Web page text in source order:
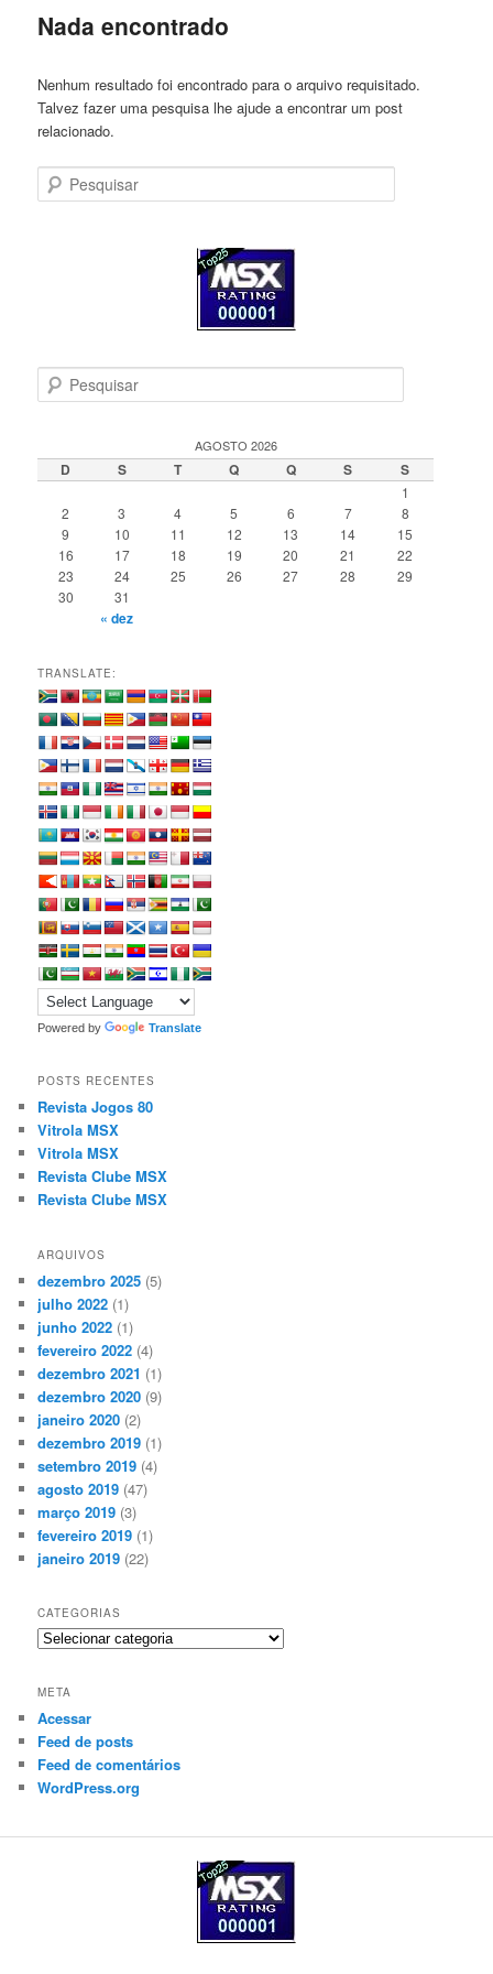
Nada encontrado
Nenhum resultado foi encontrado para o arquivo requisitado.
Talvez fazer uma pesquisa lhe ajude a encontrar um post
relacionado.
Pesquisar
e
u
i
AGOSTO 2026
D S T Q Q S S
1
2
3 4 5 6 7
8
9
10 11 12 13 14
15
16
17 18 19 20 21
22
23
24 25 26 27 28
29
30
31
« dez
TRANSLATE:
Powered by Translate
POSTS RECENTES
Revista Jogos 80
Vitrola MSX
Vitrola MSX
Revista Clube MSX
Revista Clube MSX
ARQUIVOS
dezembro 2025 (5)
julho 2022 (1)
junho 2022 (1)
fevereiro 2022 (4)
dezembro 2021 (1)
dezembro 2020 (9)
janeiro 2020 (2)
dezembro 2019 (1)
setembro 2019 (4)
agosto 2019 (47)
março 2019 (3)
fevereiro 2019 (1)
janeiro 2019 (22)
CATEGORIAS
Categorias
META
Acessar
Feed de posts
Feed de comentários
WordPress.org